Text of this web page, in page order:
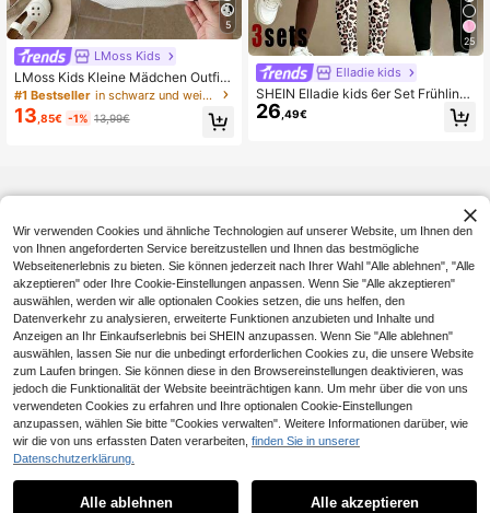
5
LMoss Kids
LMoss Kids Kleine Mädchen Outfit
mit Polka Dot Schleife Dekor, Rüsc
hen Bluse und Hose mit Gummibun
d, Lässig Alltags-Look
#1 Bestseller in schwarz und weiß Junge Mädchen Sets
13 ,85€ -1% 13,99€
25
Elladie kids
SHEIN Elladie kids 6er Set Frühling
und Sommer Kleidung, lässige Mod
e kreativ personalisiert frisch süß k
emer Alltagslook, gemütliche Somm
er- und Herbststile, geeignet für Frü
hling, Sommer, Herbst Mädchen Out
fit, Sets
26 ,49€
Wir verwenden Cookies und ähnliche Technologien auf unserer Website, um Ihnen den
von Ihnen angeforderten Service bereitzustellen und Ihnen das bestmögliche
Webseitenerlebnis zu bieten. Sie können jederzeit nach Ihrer Wahl "Alle ablehnen", "Alle
akzeptieren" oder Ihre Cookie-Einstellungen anpassen. Wenn Sie "Alle akzeptieren"
auswählen, werden wir alle optionalen Cookies setzen, die uns helfen, den
Datenverkehr zu analysieren, erweiterte Funktionen anzubieten und Inhalte und
Anzeigen an Ihr Einkaufserlebnis bei SHEIN anzupassen. Wenn Sie "Alle ablehnen"
auswählen, lassen Sie nur die unbedingt erforderlichen Cookies zu, die unsere Website
zum Laufen bringen. Sie können diese in den Browsereinstellungen deaktivieren, was
jedoch die Funktionalität der Website beeinträchtigen kann. Um mehr über die von uns
verwendeten Cookies zu erfahren und Ihre optionalen Cookie-Einstellungen
anzupassen, wählen Sie bitte "Cookies verwalten". Weitere Informationen darüber, wie
wir die von uns erfassten Daten verarbeiten, finden Sie in unserer
Datenschutzerklärung.
Alle ablehnen Alle akzeptieren